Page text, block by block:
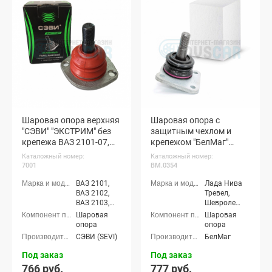
Нива 4x4
Пикап, Лада
Нива Тревел,
Шевроле
Нива (ВАЗ
2123)
Нива Тревел,
Шевроле
Нива (ВАЗ
Шаровая опора верхняя
"СЭВИ" "ЭКСТРИМ" без
крепежа ВАЗ 2101-07,
Лада Нива 4х4, Шевроле
Нива, Нива Тревел
Каталожный номер:
7001
ВАЗ 2101,
ВАЗ 2102,
ВАЗ 2103,
ВАЗ 2104,
ВАЗ 2105,
ВАЗ 2106,
ВАЗ 2107,
Шаровая
опора
СЭВИ (SEVI)
Под заказ
766 руб.
Шаровая опора с
защитным чехлом и
крепежом "БелМаг"
"Конвейерная" "ЭКО"
Шевроле Нива, Нива
Каталожный номер:
BM.0354
Лада Нива
Тревел,
Шевроле
Нива (ВАЗ
2123)
Шаровая
опора
БелМаг
Под заказ
777 руб.